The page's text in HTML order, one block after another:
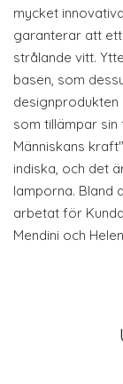
mycket
garanterar att
strålande vitt.
basen, som
designprodukten
som tillämpar
Människans
indiska, och det
lamporna. Bland
arbetat för
Mendini och